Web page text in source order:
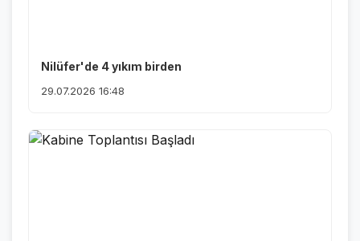
Nilüfer'de 4 yıkım birden
29.07.2026 16:48